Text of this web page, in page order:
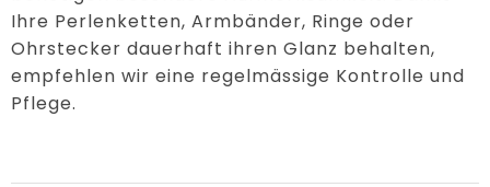
Ihre Perlenketten, Armbänder, Ringe oder
Ohrstecker dauerhaft ihren Glanz behalten,
empfehlen wir eine regelmässige Kontrolle und
Pflege.